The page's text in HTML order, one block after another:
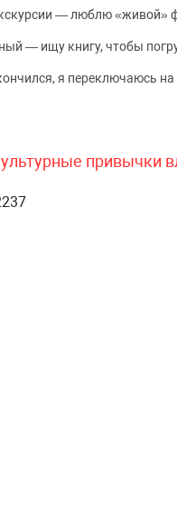
— люблю «живой»
— ищу книгу, чтобы
я переключаюсь на
привычки